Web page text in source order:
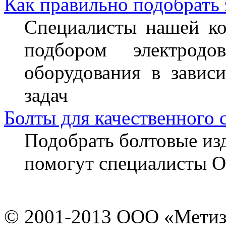
Специалисты нашей
подбором
оборудования в
задач
Болты для качественного
Подобрать болтовые
помогут
© 2001-2013 ООО